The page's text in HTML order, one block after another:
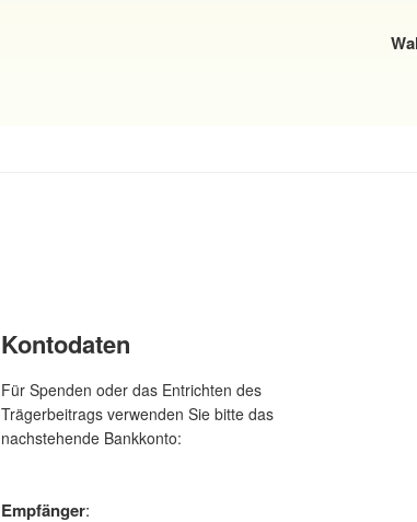
Kontodaten
Für Spenden oder das Entrichten des
Trägerbeitrags verwenden Sie bitte das
nachstehende Bankkonto:
Empfänger: